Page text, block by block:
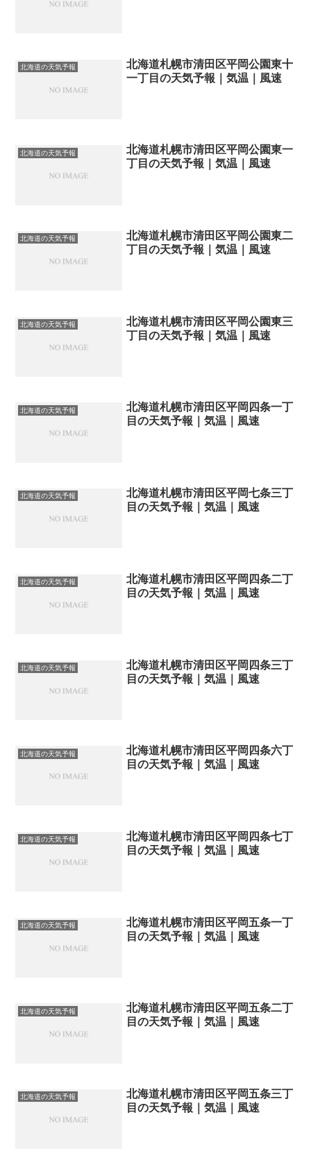
北海道の天気予報
北海道札幌市清田区平岡公園東十
一丁目の天気予報｜気温｜風速
北海道の天気予報
北海道札幌市清田区平岡公園東一
丁目の天気予報｜気温｜風速
北海道の天気予報
北海道札幌市清田区平岡公園東二
丁目の天気予報｜気温｜風速
北海道の天気予報
北海道札幌市清田区平岡公園東三
丁目の天気予報｜気温｜風速
北海道の天気予報
北海道札幌市清田区平岡四条一丁
目の天気予報｜気温｜風速
北海道の天気予報
北海道札幌市清田区平岡七条三丁
目の天気予報｜気温｜風速
北海道の天気予報
北海道札幌市清田区平岡四条二丁
目の天気予報｜気温｜風速
北海道の天気予報
北海道札幌市清田区平岡四条三丁
目の天気予報｜気温｜風速
北海道の天気予報
北海道札幌市清田区平岡四条六丁
目の天気予報｜気温｜風速
北海道の天気予報
北海道札幌市清田区平岡四条七丁
目の天気予報｜気温｜風速
北海道の天気予報
北海道札幌市清田区平岡五条一丁
目の天気予報｜気温｜風速
北海道の天気予報
北海道札幌市清田区平岡五条二丁
目の天気予報｜気温｜風速
北海道の天気予報
北海道札幌市清田区平岡五条三丁
目の天気予報｜気温｜風速